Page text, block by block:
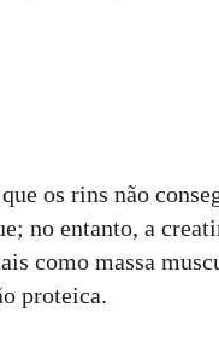
os rins não
no entanto, a
como massa
proteica.